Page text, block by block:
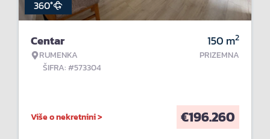
360°
Centar
RUMENKA
ŠIFRA: #573304
150 m2
PRIZEMNA
Više o nekretnini > €196.260